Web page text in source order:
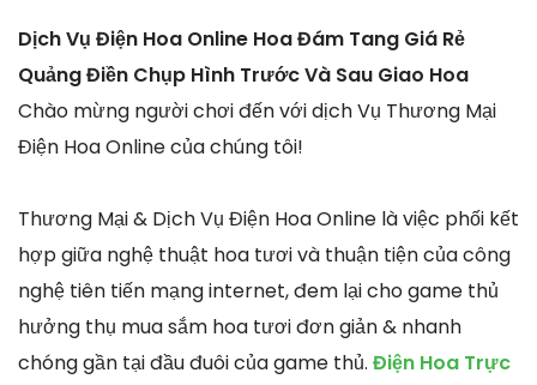
Dịch Vụ Điện Hoa Online Hoa Đám Tang Giá Rẻ
Quảng Điền Chụp Hình Trước Và Sau Giao Hoa
Chào mừng người chơi đến với dịch Vụ Thương Mại
Điện Hoa Online của chúng tôi!
Thương Mại & Dịch Vụ Điện Hoa Online là việc phối kết
hợp giữa nghệ thuật hoa tươi và thuận tiện của công
nghệ tiên tiến mạng internet, đem lại cho game thủ
hưởng thụ mua sắm hoa tươi đơn giản & nhanh
chóng gần tại đầu đuôi của game thủ. Điện Hoa Trực